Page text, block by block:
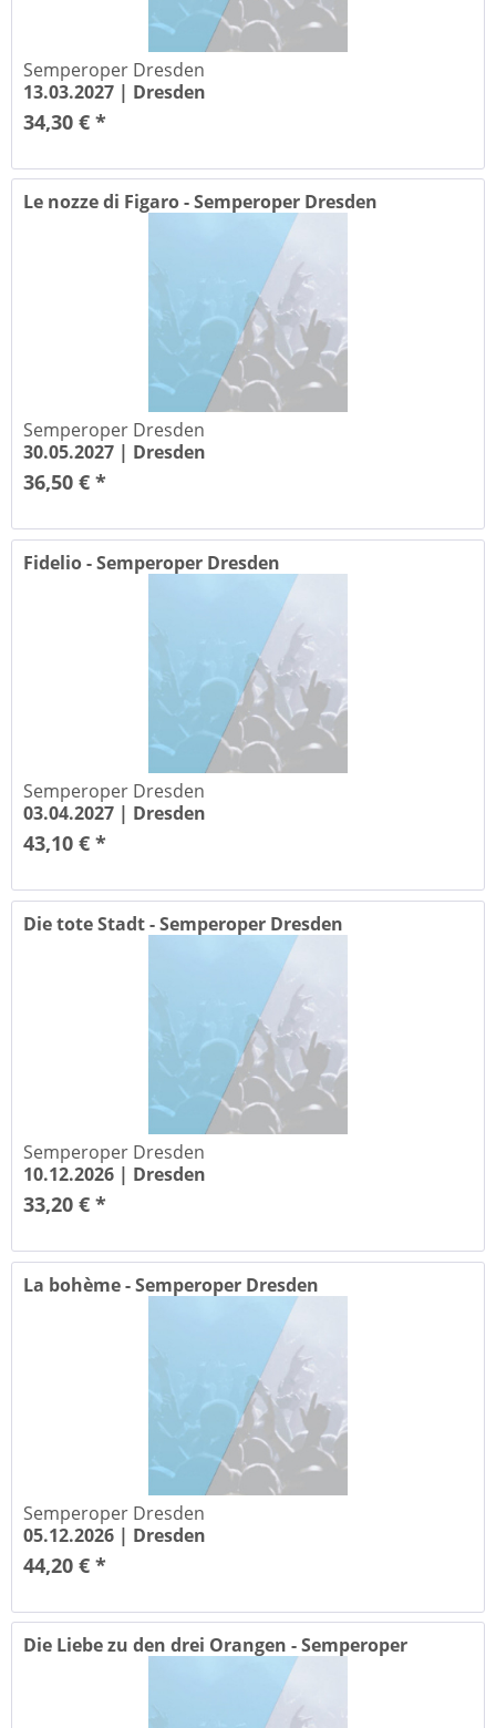
Semperoper Dresden
13.03.2027 | Dresden
34,30 € *
Le nozze di Figaro - Semperoper Dresden
Semperoper Dresden
30.05.2027 | Dresden
36,50 € *
Fidelio - Semperoper Dresden
Semperoper Dresden
03.04.2027 | Dresden
43,10 € *
Die tote Stadt - Semperoper Dresden
Semperoper Dresden
10.12.2026 | Dresden
33,20 € *
La bohème - Semperoper Dresden
Semperoper Dresden
05.12.2026 | Dresden
44,20 € *
Die Liebe zu den drei Orangen - Semperoper